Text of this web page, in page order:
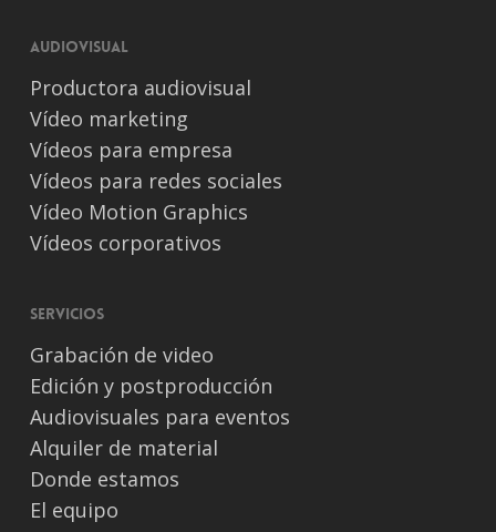
Audiovisual
Productora audiovisual
Vídeo marketing
Vídeos para empresa
Vídeos para redes sociales
Vídeo Motion Graphics
Vídeos corporativos
Servicios
Grabación de video
Edición y postproducción
Audiovisuales para eventos
Alquiler de material
Donde estamos
El equipo